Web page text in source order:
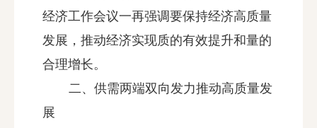
经济工作会议一再强调要保持经济高质量
发展，推动经济实现质的有效提升和量的
合理增长。
二、供需两端双向发力推动高质量发
展